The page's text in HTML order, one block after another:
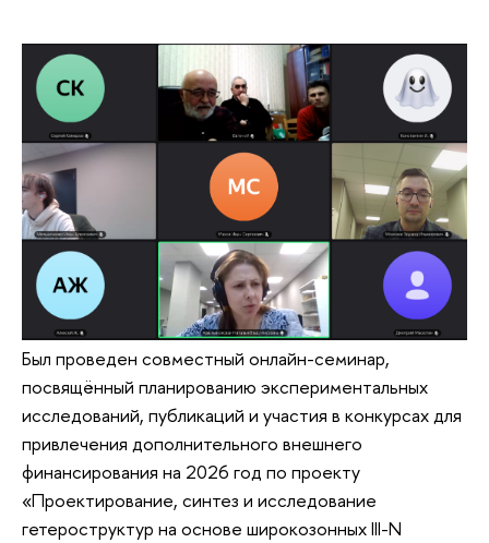
Был проведен совместный онлайн-семинар,
посвящённый планированию экспериментальных
исследований, публикаций и участия в конкурсах для
привлечения дополнительного внешнего
финансирования на 2026 год по проекту
«Проектирование, синтез и исследование
гетероструктур на основе широкозонных III-N